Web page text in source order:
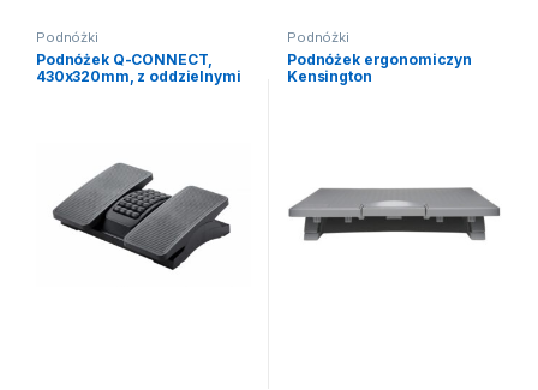
Podnóżki
Podnóżek Q-CONNECT,
430x320mm, z oddzielnymi
Podnóżki
Podnóżek ergonomiczyn
Kensington